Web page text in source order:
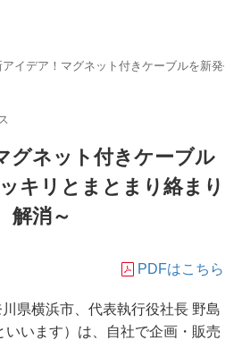
アイデア！マグネット付きケーブルを新発売
グネット付きケーブル
キリとまとまり絡まり
解消～
PDFはこちら
県横浜市、代表執行役社長 野島
いいます）は、自社で企画・販売